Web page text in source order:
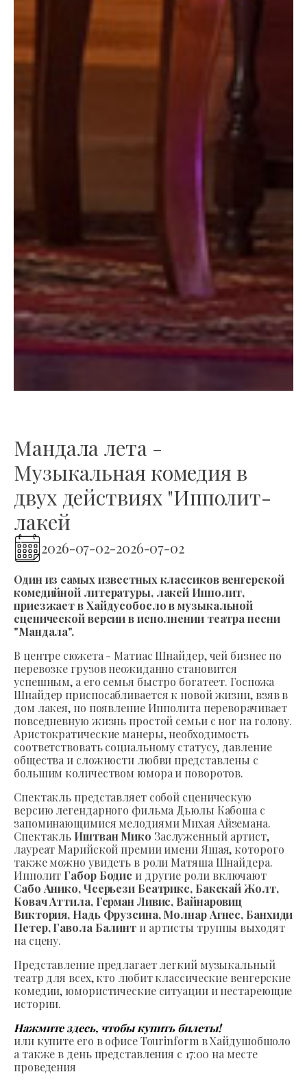
Мандала лета -
Музыкальная комедия в
двух действиях "Ипполит-
лакей
2026-07-02-2026-07-02
Один из самых известных классиков венгерской
комедийной литературы, лакей Ипполит,
приезжает в Хайдусобосло в музыкальной
сценической версии в исполнении театра песни
"Мандала".
В центре сюжета - Матиас Шнайдер, чей бизнес по
перевозке грузов неожиданно становится
успешным, а его семья быстро богатеет. Госпожа
Шнайдер приспосабливается к новой жизни, взяв в
дом лакея, но появление Ипполита переворачивает
повседневную жизнь простой семьи с ног на голову.
Аристократические манеры, необходимость
соответствовать социальному статусу, давление
общества и сложности любви представлены с
большим количеством юмора и поворотов.
Спектакль представляет собой сценическую
версию легендарного фильма Дьюлы Кабоша с
запоминающимися мелодиями Михая Айземана.
Спектакль Иштван Мико Заслуженный артист,
лауреат Марийской премии имени Яшая, которого
также можно увидеть в роли Матяша Шнайдера.
Ипполит Габор Бодис и другие роли включают
Сабо Анико, Чсерьези Беатрикс, Бакскай Жолт,
Ковач Аттила, Герман Ливис, Вайнаровиц
Виктория, Надь Фрузсина, Молнар Агнес, Банхиди
Петер, Гавола Балинт и артисты труппы выходят
на сцену.
Представление предлагает легкий музыкальный
театр для всех, кто любит классические венгерские
комедии, юмористические ситуации и нестареющие
истории.
Нажмите здесь, чтобы купить билеты!
или купите его в офисе Tourinform в Хайдушобшоло
а также в день представления с 17:00 на месте
проведения